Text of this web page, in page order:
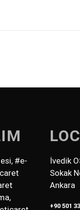
#e-
İvedik
Sokak
Ankara
+90 501